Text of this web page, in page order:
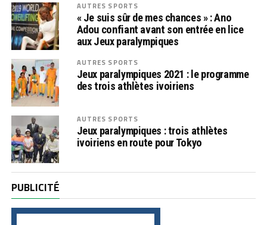
AUTRES SPORTS
« Je suis sûr de mes chances » : Ano
Adou confiant avant son entrée en lice
aux Jeux paralympiques
AUTRES SPORTS
Jeux paralympiques 2021 : le programme
des trois athlètes ivoiriens
AUTRES SPORTS
Jeux paralympiques : trois athlètes
ivoiriens en route pour Tokyo
PUBLICITÉ